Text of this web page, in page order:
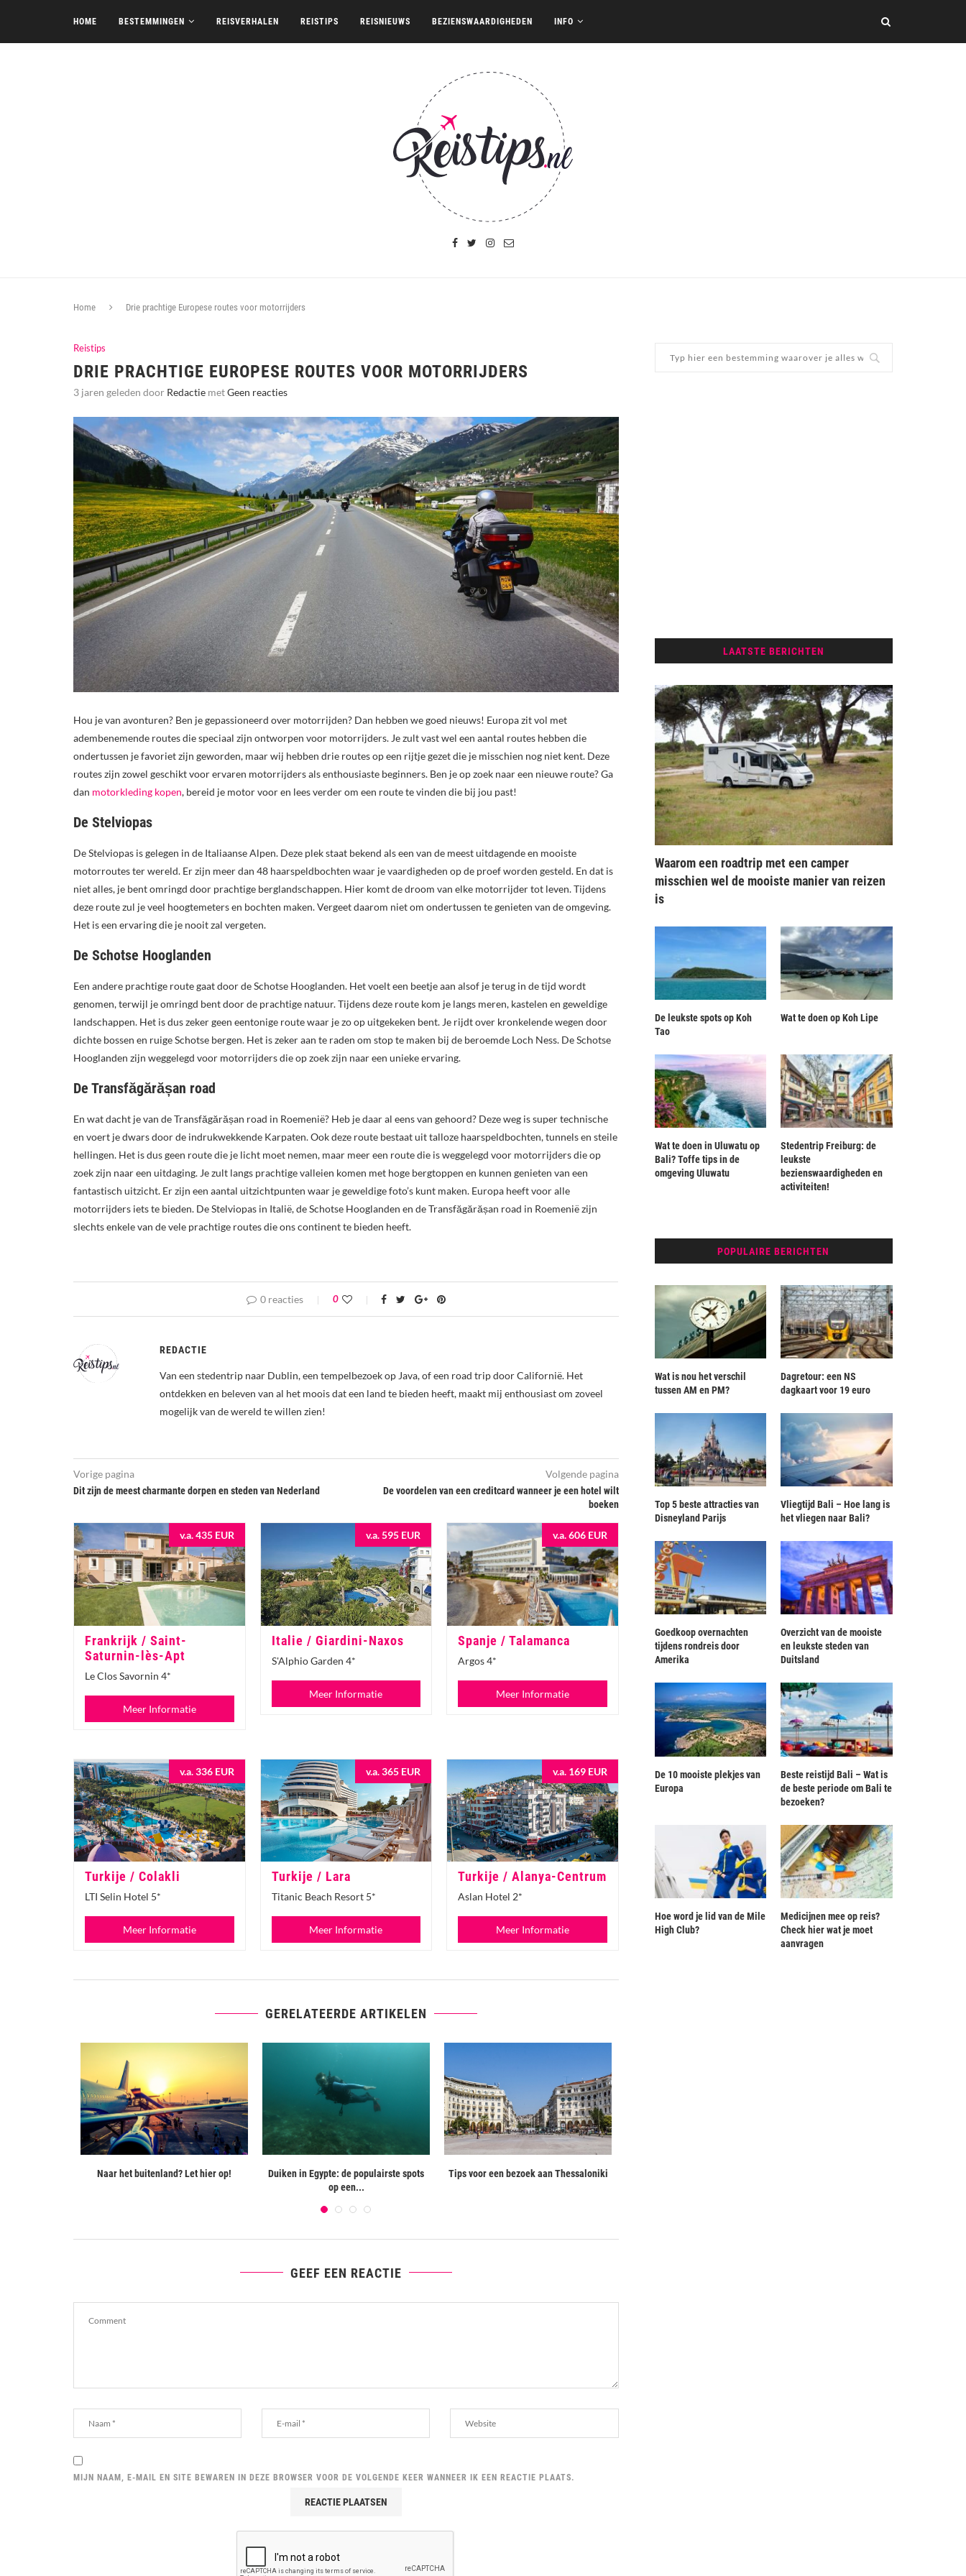
HOME BESTEMMINGEN REISVERHALEN REISTIPS REISNIEUWS BEZIENSWAARDIGHEDEN INFO
Home Drie prachtige Europese routes voor motorrijders
Reistips
DRIE PRACHTIGE EUROPESE ROUTES VOOR MOTORRIJDERS
3 jaren geleden door Redactie metGeen reacties
Hou je van avonturen? Ben je gepassioneerd over motorrijden? Dan hebben we goed nieuws! Europa zit vol met
adembenemende routes die speciaal zijn ontworpen voor motorrijders. Je zult vast wel een aantal routes hebben die
ondertussen je favoriet zijn geworden, maar wij hebben drie routes op een rijtje gezet die je misschien nog niet kent. Deze
routes zijn zowel geschikt voor ervaren motorrijders als enthousiaste beginners. Ben je op zoek naar een nieuwe route? Ga
dan motorkleding kopen, bereid je motor voor en lees verder om een route te vinden die bij jou past!
De Stelviopas
De Stelviopas is gelegen in de Italiaanse Alpen. Deze plek staat bekend als een van de meest uitdagende en mooiste
motorroutes ter wereld. Er zijn meer dan 48 haarspeldbochten waar je vaardigheden op de proef worden gesteld. En dat is
niet alles, je bent omringd door prachtige berglandschappen. Hier komt de droom van elke motorrijder tot leven. Tijdens
deze route zul je veel hoogtemeters en bochten maken. Vergeet daarom niet om ondertussen te genieten van de omgeving.
Het is een ervaring die je nooit zal vergeten.
De Schotse Hooglanden
Een andere prachtige route gaat door de Schotse Hooglanden. Het voelt een beetje aan alsof je terug in de tijd wordt
genomen, terwijl je omringd bent door de prachtige natuur. Tijdens deze route kom je langs meren, kastelen en geweldige
landschappen. Het is dus zeker geen eentonige route waar je zo op uitgekeken bent. Je rijdt over kronkelende wegen door
dichte bossen en ruige Schotse bergen. Het is zeker aan te raden om stop te maken bij de beroemde Loch Ness. De Schotse
Hooglanden zijn weggelegd voor motorrijders die op zoek zijn naar een unieke ervaring.
De Transfăgărășan road
En wat dacht je van de Transfăgărășan road in Roemenië? Heb je daar al eens van gehoord? Deze weg is super technische
en voert je dwars door de indrukwekkende Karpaten. Ook deze route bestaat uit talloze haarspeldbochten, tunnels en steile
hellingen. Het is dus geen route die je licht moet nemen, maar meer een route die is weggelegd voor motorrijders die op
zoek zijn naar een uitdaging. Je zult langs prachtige valleien komen met hoge bergtoppen en kunnen genieten van een
fantastisch uitzicht. Er zijn een aantal uitzichtpunten waar je geweldige foto’s kunt maken. Europa heeft voor alle
motorrijders iets te bieden. De Stelviopas in Italië, de Schotse Hooglanden en de Transfăgărășan road in Roemenië zijn
slechts enkele van de vele prachtige routes die ons continent te bieden heeft.
0 reacties 0
REDACTIE
Van een stedentrip naar Dublin, een tempelbezoek op Java, of een road trip door Californië. Het
ontdekken en beleven van al het moois dat een land te bieden heeft, maakt mij enthousiast om zoveel
mogelijk van de wereld te willen zien!
Vorige pagina
Dit zijn de meest charmante dorpen en steden van Nederland
Volgende pagina
De voordelen van een creditcard wanneer je een hotel wilt
boeken
v.a. 435 EUR
Frankrijk / Saint-
Saturnin-lès-Apt
Le Clos Savornin 4*
Meer Informatie
v.a. 595 EUR
Italie / Giardini-Naxos
S'Alphio Garden 4*
Meer Informatie
v.a. 606 EUR
Spanje / Talamanca
Argos 4*
Meer Informatie
v.a. 336 EUR
Turkije / Colakli
LTI Selin Hotel 5*
Meer Informatie
v.a. 365 EUR
Turkije / Lara
Titanic Beach Resort 5*
Meer Informatie
v.a. 169 EUR
Turkije / Alanya-Centrum
Aslan Hotel 2*
Meer Informatie
GERELATEERDE ARTIKELEN
Naar het buitenland? Let hier op!
Duiken in Egypte: de populairste spots
op een...
Tips voor een bezoek aan Thessaloniki
GEEF EEN REACTIE
MIJN NAAM, E-MAIL EN SITE BEWAREN IN DEZE BROWSER VOOR DE VOLGENDE KEER WANNEER IK EEN REACTIE PLAATS.
LAATSTE BERICHTEN
Waarom een roadtrip met een camper
misschien wel de mooiste manier van reizen
is
De leukste spots op Koh
Tao
Wat te doen op Koh Lipe
Wat te doen in Uluwatu op
Bali? Toffe tips in de
omgeving Uluwatu
Stedentrip Freiburg: de
leukste
bezienswaardigheden en
activiteiten!
POPULAIRE BERICHTEN
Wat is nou het verschil
tussen AM en PM?
Dagretour: een NS
dagkaart voor 19 euro
Top 5 beste attracties van
Disneyland Parijs
Vliegtijd Bali – Hoe lang is
het vliegen naar Bali?
Goedkoop overnachten
tijdens rondreis door
Amerika
Overzicht van de mooiste
en leukste steden van
Duitsland
De 10 mooiste plekjes van
Europa
Beste reistijd Bali – Wat is
de beste periode om Bali te
bezoeken?
Hoe word je lid van de Mile
High Club?
Medicijnen mee op reis?
Check hier wat je moet
aanvragen